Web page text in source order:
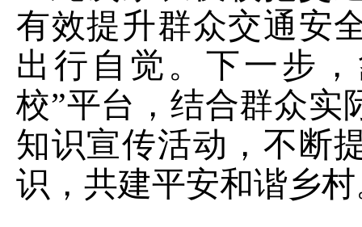
有效提升群众交通安
出行自觉。下一步
校”平台，结合群众实
知识宣传活动，不断
识，共建平安和谐乡